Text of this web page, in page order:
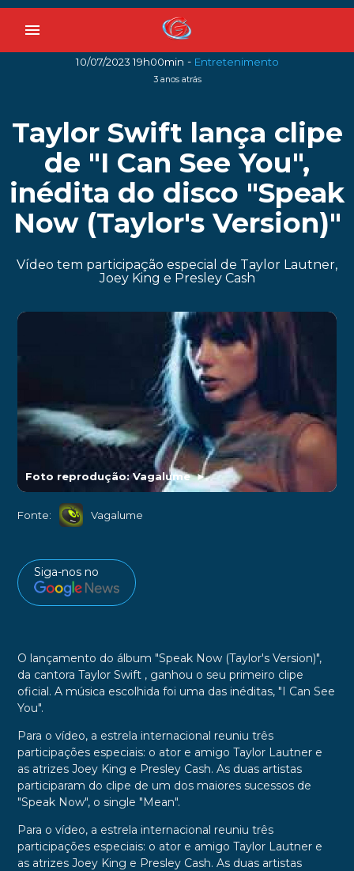
menu
10/07/2023 19h00min - Entretenimento
3 anos atrás
Taylor Swift lança clipe
de "I Can See You",
inédita do disco "Speak
Now (Taylor's Version)"
Vídeo tem participação especial de Taylor Lautner,
Joey King e Presley Cash
Foto reprodução: Vagalume►
Fonte: Vagalume
Siga-nos no
O lançamento do álbum "Speak Now (Taylor's Version)",
da cantora Taylor Swift , ganhou o seu primeiro clipe
oficial. A música escolhida foi uma das inéditas, "I Can See
You".
Para o vídeo, a estrela internacional reuniu três
participações especiais: o ator e amigo Taylor Lautner e
as atrizes Joey King e Presley Cash. As duas artistas
participaram do clipe de um dos maiores sucessos de
"Speak Now", o single "Mean".
Para o vídeo, a estrela internacional reuniu três
participações especiais: o ator e amigo Taylor Lautner e
as atrizes Joey King e Presley Cash. As duas artistas